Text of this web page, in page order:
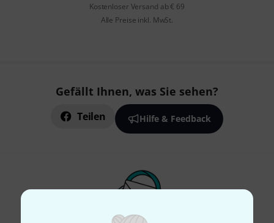
Kostenloser Versand ab € 69
Alle Preise inkl. MwSt.
Gefällt Ihnen, was Sie sehen?
Teilen Hilfe & Feedback